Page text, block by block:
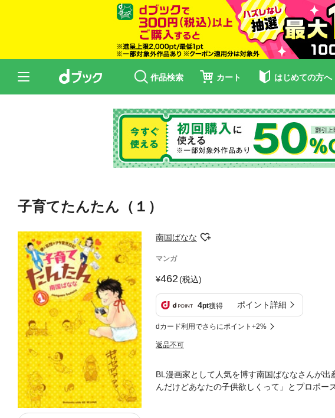
作品検索 カート はじめての方へ
子育てたんたん（１）
南国ばなな
マンガ
462(税込)
4pt獲得 ポイント詳細
dカード利用でさらにポイント+2%
返品不可
BL漫画家として人気を博す南国ばななさんが
んだけどあなたの子供欲しくって」とプロポー
んたん」。この子はなんなの？ どこから来